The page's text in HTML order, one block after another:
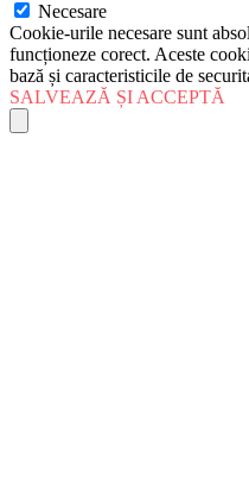
Necesare
Cookie-urile necesare sunt
funcționeze corect. Aceste
bază și caracteristicile de
SALVEAZĂ ȘI ACCEPTĂ